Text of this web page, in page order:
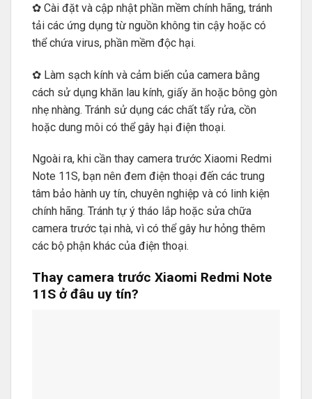
✿ Cài đặt và cập nhật phần mềm chính hãng, tránh
tải các ứng dụng từ nguồn không tin cậy hoặc có
thể chứa virus, phần mềm độc hại.
✿ Làm sạch kính và cảm biến của camera bằng
cách sử dụng khăn lau kính, giấy ăn hoặc bông gòn
nhẹ nhàng. Tránh sử dụng các chất tẩy rửa, cồn
hoặc dung môi có thể gây hại điện thoại.
Ngoài ra, khi cần thay camera trước Xiaomi Redmi
Note 11S, bạn nên đem điện thoại đến các trung
tâm bảo hành uy tín, chuyên nghiệp và có linh kiện
chính hãng. Tránh tự ý tháo lắp hoặc sửa chữa
camera trước tại nhà, vì có thể gây hư hỏng thêm
các bộ phận khác của điện thoại.
Thay camera trước Xiaomi Redmi Note
11S ở đâu uy tín?